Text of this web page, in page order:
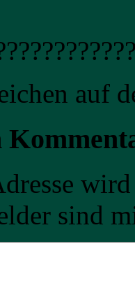
auf
sind